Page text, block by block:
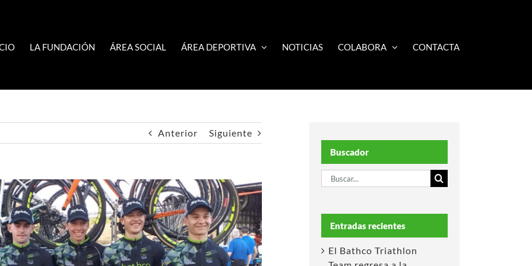
LA FUNDACIÓN ÁREA SOCIAL ÁREA DEPORTIVA NOTICIAS COLABORA CONTACTA
Anterior Siguiente
Buscador
Buscar:
Entradas recientes
El Bathco Triathlon